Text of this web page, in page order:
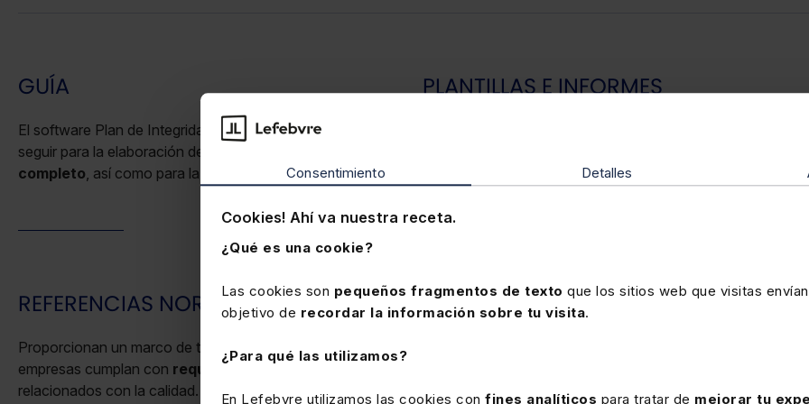
Consentimiento Detalles
Cookies! Ahí va nuestra receta.
¿Qué es una cookie?
Las cookies son pequeños fragmentos de texto que los sitios web que visitas
objetivo de recordar la información sobre tu visita.
¿Para qué las utilizamos?
En Lefebvre utilizamos las cookies con fines analíticos para tratar de mejorar tu
GUÍA
El software Plan de Integridad te muestra los pasos a
seguir para la elaboración de un
completo, así como para la gestión de otros proyectos.
PLANTILLAS E INFORMES
conflicto de intereses (DACI).
REFERENCIAS NORMATIVAS
Proporcionan un marco de trabajo para que las
empresas cumplan con requisitos
específicos
relacionados con la calidad.
GESTOR DOCUMENTAL
documentos de tu empresa u organización.